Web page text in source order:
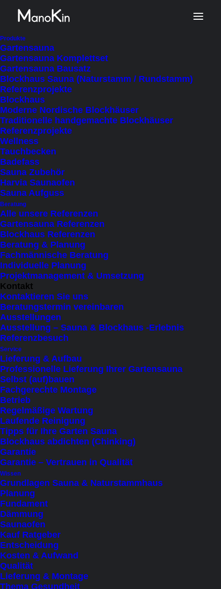
Produkte
Gartensauna
Gartensauna Komplettset
Gartensauna Bausatz
Blockhaus Sauna (Naturstamm / Rundstamm)
Referenzprojekte
Blockhaus
Moderne Nordische Blockhäuser
Traditionelle handgemachte Blockhäuser
Referenzprojekte
Wellness
Tauchbecken
Badefass
Sauna Zubehör
Harvia Saunaofen
Sauna Aufguss
Beratung
Alle unsere Referenzen
Gartensauna Referenzen
Blockhaus Referenzen
Beratung & Planung
Fachmännische Beratung
Individuelle Planung
Projektmanagement & Umsetzung
Kontakt
Kontaktieren Sie uns
Beratungstermin vereinbaren
Ausstellungen
Ausstellung – Sauna & Blockhaus -Erlebnis
Referenzbesuch
Service
Lieferung & Aufbau
Professionelle Lieferung Ihrer Gartensauna
Selbst (auf)bauen
Fachgerechte Montage
Betrieb
Regelmäßige Wartung
Laufende Reinigung
Tipps für Ihre Garten Sauna
Blockhaus abdichten (Chinking)
Garantie
Garantie – Vertrauen in Qualität
Wissen
Grundlagen Sauna & Naturstammhaus
Planung
Fundament
Dämmung
Saunaofen
Kauf Ratgeber
Entscheidung
Kosten & Aufwand
Qualität
Lieferung & Montage
Thema Gesundheit
Start
Nein
Nein
FILTER AUSBLENDEN
NACH BELIEBTHEIT SORTIERT
NACH AKTUALITÄT SORTIEREN
11 items
× Close
Produktkategorie
Kapazität
1 Person liegend
bis 3 Personen (sitzend)(2)
bis 4 Personen (sitzend)
bis 5 Personen (sitzend)
bis 6 Personen (sitzend)
bis 7 Personen (sitzend)
bis 8 Personen (sitzend)(2)
Elektroofen(11)
Holzofen
Infrarot
Zweite Klimazone
Ja
Nein(1)